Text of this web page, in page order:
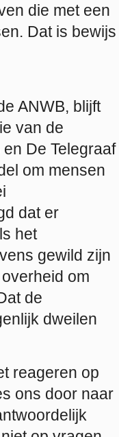
die met een
Dat is bewijs
ANWB, blijft
van de
De Telegraaf
om mensen
dat er
het
gewild zijn
om
de
dweilen
reageren op
ons door naar